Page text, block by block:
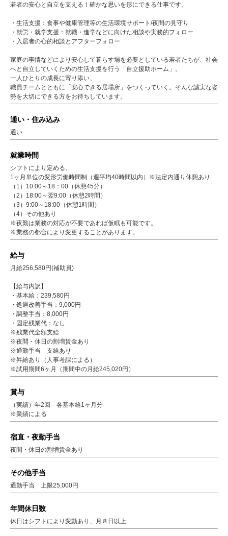
若者の安心と自立を支える！確かな思いを形にできる仕事です。
・生活支援：食事や健康管理等の生活環境サポート/夜間の見守り
・就労・就学支援：就職・進学などに向けた相談や実務的フォロー
・入居者の心的相談とアフターフォロー
家庭の事情などにより安心して暮らす場を必要としている若者たちが、社会
へと自立していくための生活支援を行う「自立援助ホーム」。
一人ひとりの成長に寄り添い、
職員チームとともに「安心できる居場所」をつくっていく。そんな誠実な姿
勢を大切にできる方をお待ちしています。
通い・住み込み
通い
就業時間
シフトにより定める。
1ヶ月単位の変形労働時間制（週平均40時間以内）※法定内通り休憩あり
（1）10:00～18：00（休憩45分）
（2）18:00～翌9:00（休憩2時間）
（3）9:00～18:00（休憩1時間）
（4）その他あり
※夜勤は業務の対応が不要であれば仮眠も可能です。
※業務の都合により変更することがあります。
給与
月給256,580円(補助員)
【給与内訳】
・基本給：239,580円
・処遇改善手当：9,000円
・調整手当：8,000円
・固定残業代：なし
※残業代全額支給
※夜間・休日の割増賃金あり
※通勤手当 支給あり
※昇給あり（人事考課による）
※試用期間6ヶ月（期間中の月給245,020円）
賞与
（実績）年2回 各基本給1ヶ月分
※業績による
宿直・夜勤手当
夜間・休日の割増賃金あり
その他手当
通勤手当 上限25,000円
年間休日数
休日はシフトにより変動あり、月８日以上